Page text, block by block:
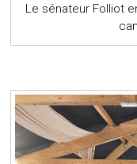
Le sénateur Folliot